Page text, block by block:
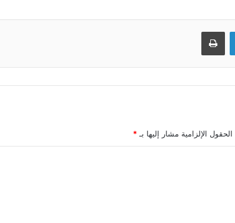
لينكدإن طباعة
الحقول الإلزامية مشار إليها بـ *